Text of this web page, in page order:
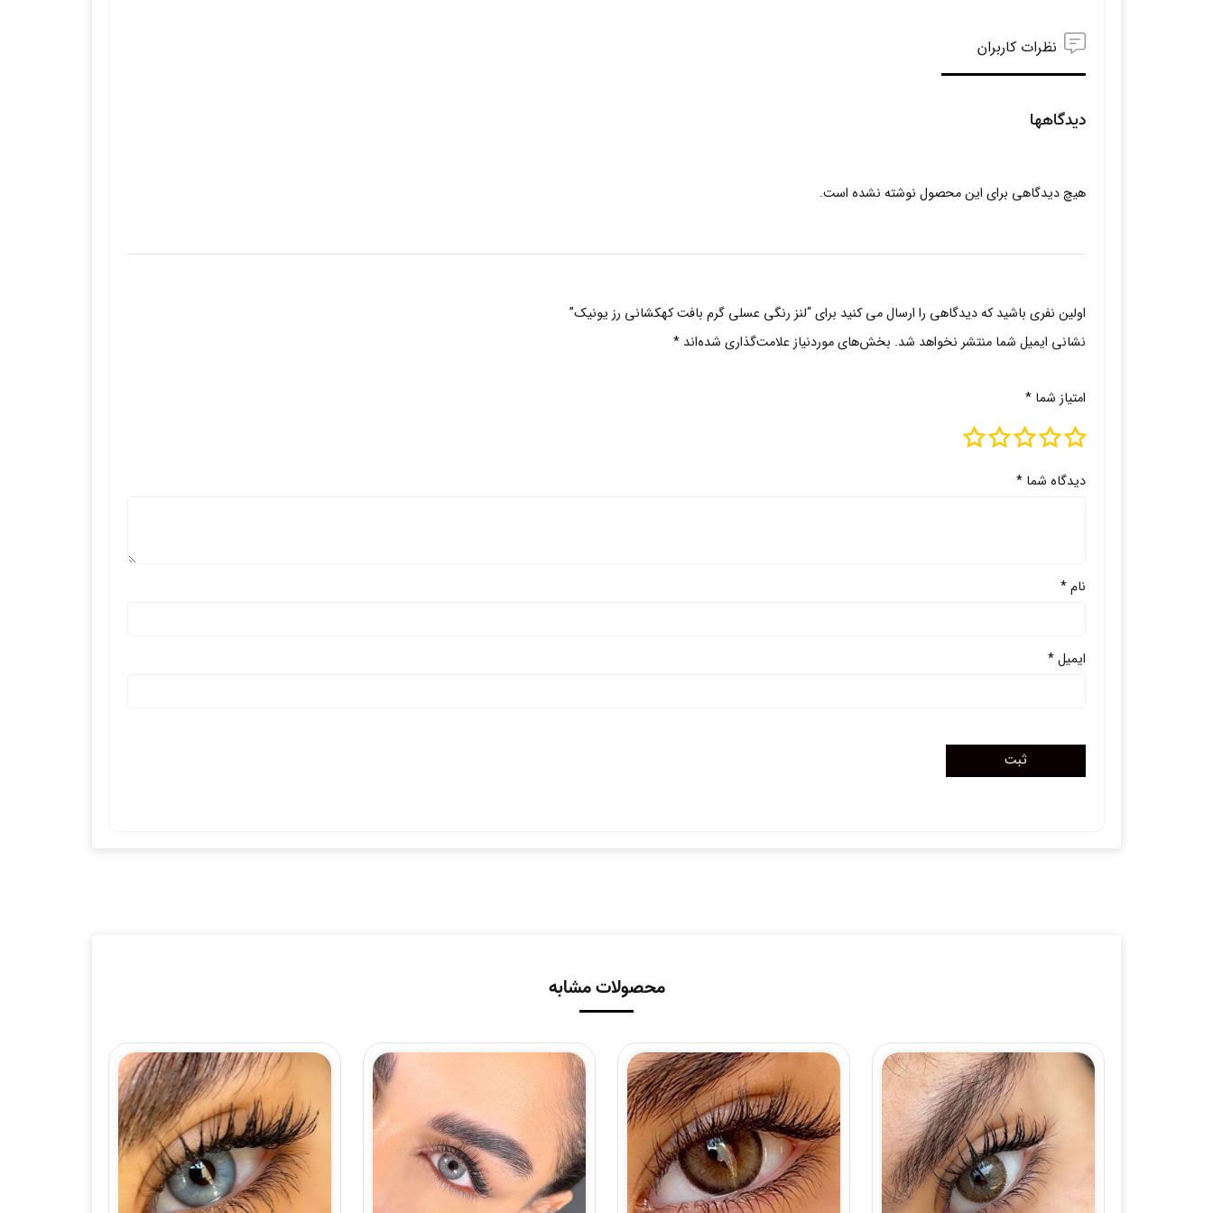
نظرات کاربران
دیدگاهها
هیچ دیدگاهی برای این محصول نوشته نشده است.
اولین نفری باشید که دیدگاهی را ارسال می کنید برای “لنز رنگی عسلی گرم بافت کهکشانی رز یونیک”
نشانی ایمیل شما منتشر نخواهد شد. بخش‌های موردنیاز علامت‌گذاری شده‌اند *
امتیاز شما *
دیدگاه شما *
نام*
ایمیل*
محصولات مشابه